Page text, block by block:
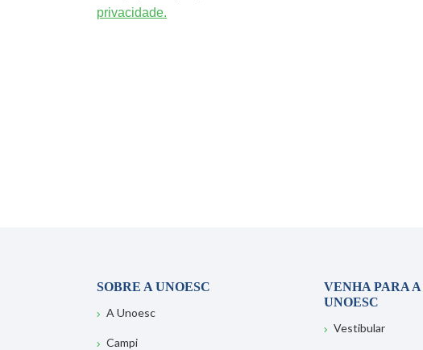
privacidade.
SOBRE A UNOESC
A Unoesc
Campi
VENHA PARA A
UNOESC
Vestibular